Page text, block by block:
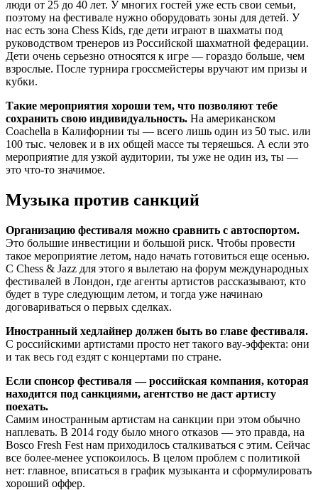
люди от 25 до 40 лет. У многих гостей уже есть свои семьи,
поэтому на фестивале нужно оборудовать зоны для детей. У
нас есть зона Chess Kids, где дети играют в шахматы под
руководством тренеров из Российской шахматной федерации.
Дети очень серьезно относятся к игре — гораздо больше, чем
взрослые. После турнира гроссмейстеры вручают им призы и
кубки.
Такие мероприятия хороши тем, что позволяют тебе
сохранить свою индивидуальность. На американском
Coachella в Калифорнии ты — всего лишь один из 50 тыс. или
100 тыс. человек и в их общей массе ты теряешься. А если это
мероприятие для узкой аудитории, ты уже не один из, ты —
это что-то значимое.
Музыка против санкций
Организацию фестиваля можно сравнить с автоспортом.
Это большие инвестиции и большой риск. Чтобы провести
такое мероприятие летом, надо начать готовиться еще осенью.
С Chess & Jazz для этого я вылетаю на форум международных
фестивалей в Лондон, где агенты артистов рассказывают, кто
будет в туре следующим летом, и тогда уже начинаю
договариваться о первых сделках.
Иностранный хедлайнер должен быть во главе фестиваля.
С российскими артистами просто нет такого вау-эффекта: они
и так весь год ездят с концертами по стране.
Если спонсор фестиваля — российская компания, которая
находится под санкциями, агентство не даст артисту
поехать.
Самим иностранным артистам на санкции при этом обычно
наплевать. В 2014 году было много отказов — это правда, на
Bosco Fresh Fest нам приходилось сталкиваться с этим. Сейчас
все более-менее успокоилось. В целом проблем с политикой
нет: главное, вписаться в график музыканта и сформулировать
хороший оффер.